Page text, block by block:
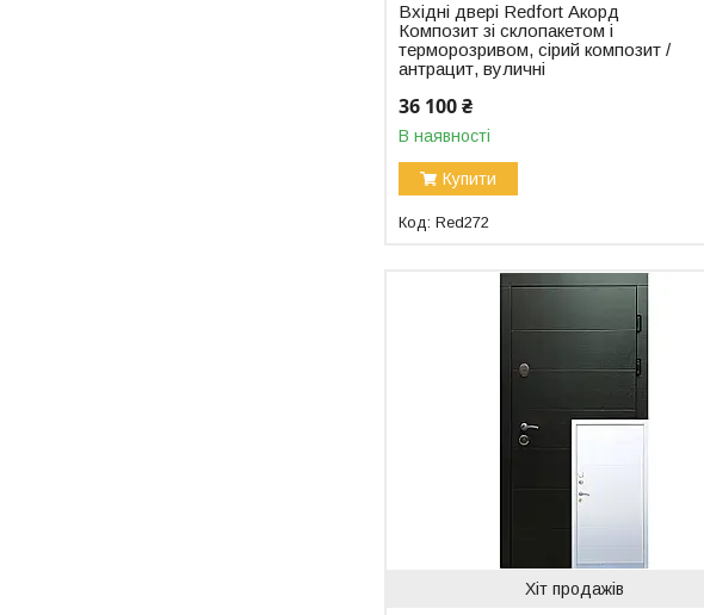
Вхідні двері Redfort Акорд
Композит зі склопакетом і
терморозривом, сірий композит /
антрацит, вуличні
36 100 ₴
В наявності
Купити
Red272
Хіт продажів